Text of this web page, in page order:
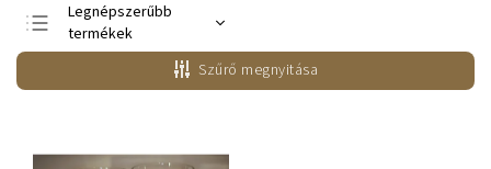
Legnépszerűbb
termékek
Legolcsóbb elöl
Legdrágább
Szűrő megnyitása